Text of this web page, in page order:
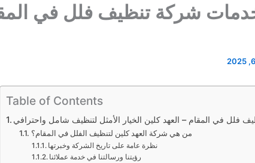
10 خدمات شركة تنظيف فلل في
Table of Contents
فلل في المقام – العهد كلين الخيار الأمثل لتنظيف شامل واحترافي
من هي شركة العهد كلين لتنظيف الفلل في المقام؟
نظرة عامة على تاريخ الشركة وخبرتها
رؤيتنا ورسالتنا في خدمة عملائنا